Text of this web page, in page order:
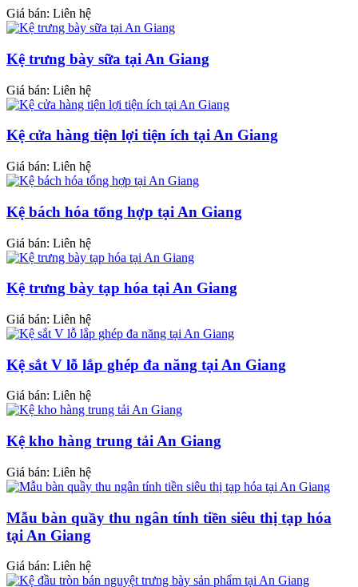
Giá bán: Liên hệ
Kệ trưng bày sữa tại An Giang
Giá bán: Liên hệ
Kệ cửa hàng tiện lợi tiện ích tại An Giang
Giá bán: Liên hệ
Kệ bách hóa tổng hợp tại An Giang
Giá bán: Liên hệ
Kệ trưng bày tạp hóa tại An Giang
Giá bán: Liên hệ
Kệ sắt V lỗ lắp ghép đa năng tại An Giang
Giá bán: Liên hệ
Kệ kho hàng trung tải An Giang
Giá bán: Liên hệ
Mẫu bàn quầy thu ngân tính tiền siêu thị tạp hóa
tại An Giang
Giá bán: Liên hệ